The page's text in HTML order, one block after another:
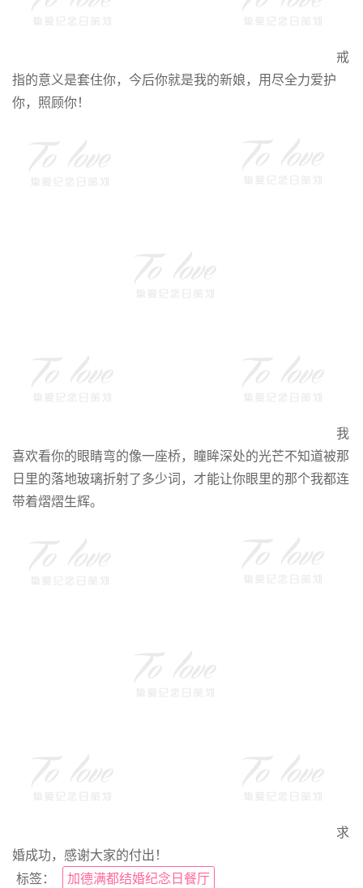
戒
指的意义是套住你，今后你就是我的新娘，用尽全力爱护
你，照顾你！
我
喜欢看你的眼睛弯的像一座桥，瞳眸深处的光芒不知道被那
日里的落地玻璃折射了多少词，才能让你眼里的那个我都连
带着熠熠生辉。
求
婚成功，感谢大家的付出！
标签：
加德满都结婚纪念日餐厅